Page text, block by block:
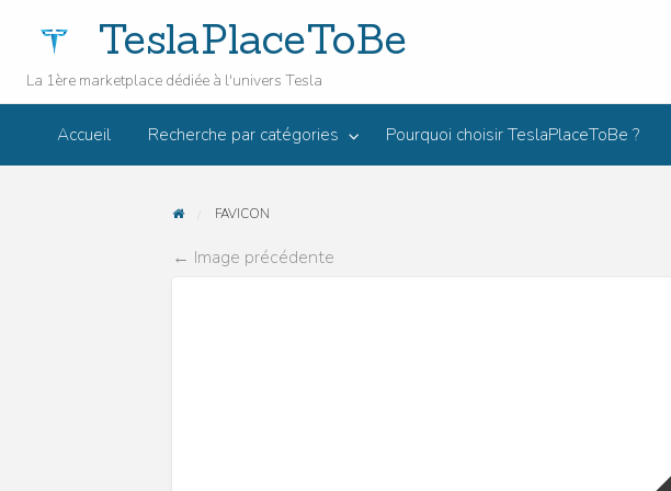
choisir
Envie
de
votre
JOWUA
Accessoires FAQ
Le
TPTB
TeslaPlaceToBe
La 1ère marketplace dédiée à l'univers Tesla
Accueil Recherche par catégories Pourquoi choisir TeslaPlaceToBe ?
FAVICON
← Image précédente